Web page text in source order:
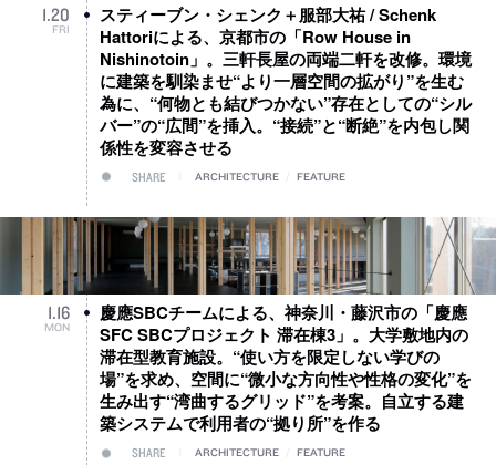
1.20
FRI
スティーブン・シェンク＋服部大祐 / Schenk
Hattoriによる、京都市の「Row House in
Nishinotoin」。三軒長屋の両端二軒を改修。環境
に建築を馴染ませ“より一層空間の拡がり”を生む
為に、“何物とも結びつかない”存在としての“シル
バー”の“広間”を挿入。“接続”と“断絶”を内包し関
係性を変容させる
SHARE ARCHITECTURE FEATURE
1.16
MON
慶應SBCチームによる、神奈川・藤沢市の「慶應
SFC SBCプロジェクト 滞在棟3」。大学敷地内の
滞在型教育施設。“使い方を限定しない学びの
場”を求め、空間に“微小な方向性や性格の変化”を
生み出す“湾曲するグリッド”を考案。自立する建
築システムで利用者の“拠り所”を作る
SHARE ARCHITECTURE FEATURE